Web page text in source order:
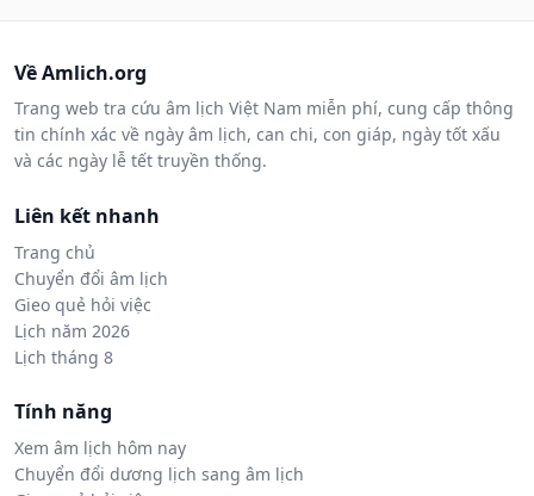
Về Amlich.org
Trang web tra cứu âm lịch Việt Nam miễn phí, cung cấp thông
tin chính xác về ngày âm lịch, can chi, con giáp, ngày tốt xấu
và các ngày lễ tết truyền thống.
Liên kết nhanh
Trang chủ
Chuyển đổi âm lịch
Gieo quẻ hỏi việc
Lịch năm 2026
Lịch tháng 8
Tính năng
Xem âm lịch hôm nay
Chuyển đổi dương lịch sang âm lịch